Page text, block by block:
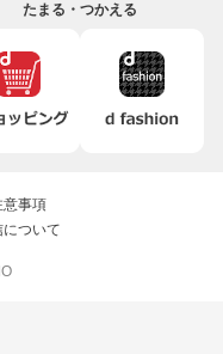
たまる・つかえる
意事項
ついて